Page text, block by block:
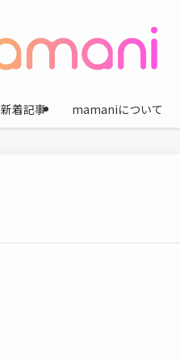
新着記事 mamaniについて